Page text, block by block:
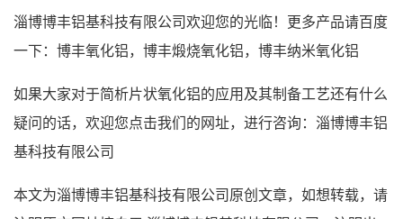
淄博博丰铝基科技有限公司欢迎您的光临！更多产品请百度
一下：博丰氧化铝，博丰煅烧氧化铝，博丰纳米氧化铝
如果大家对于简析片状氧化铝的应用及其制备工艺还有什么
疑问的话，欢迎您点击我们的网址，进行咨询： 淄博博丰铝
基科技有限公司
本文为淄博博丰铝基科技有限公司原创文章，如想转载，请